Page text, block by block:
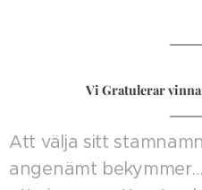
Vi Gratulerar
Att välja sitt
angenämt